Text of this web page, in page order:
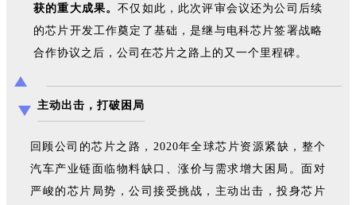
获的重大成果。不仅如此，此次评审会议还为公司后续
的芯片开发工作奠定了基础，是继与电科芯片签署战略
合作协议之后，公司在芯片之路上的又一个里程碑。
主动出击，打破困局
回顾公司的芯片之路，2020年全球芯片资源紧缺，整个
汽车产业链面临物料缺口、涨价与需求增大困局。面对
严峻的芯片局势，公司接受挑战，主动出击，投身芯片